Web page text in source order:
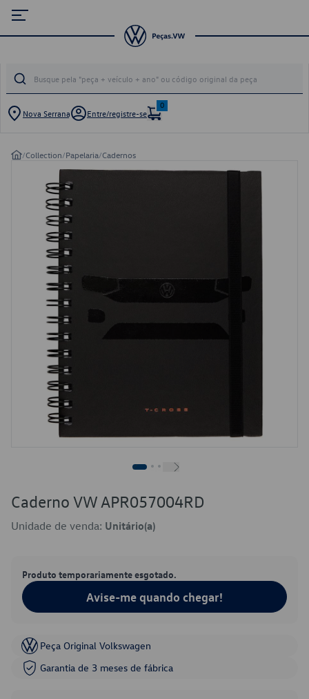
Nova Serrana Entre/registre-se
0
/Collection/Papelaria/Cadernos
Caderno VW APR057004RD
Unidade de venda: Unitário(a)
Produto temporariamente esgotado.
Avise-me quando chegar!
Peça Original Volkswagen
Garantia de 3 meses de fábrica